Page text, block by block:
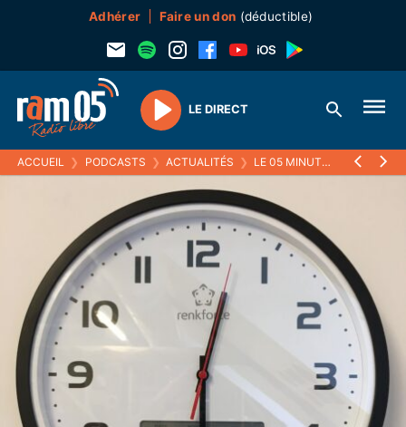
Adhérer Faire un don (déductible)
Play
LE DIRECT
ACCUEIL ❯ PODCASTS ❯ ACTUALITÉS ❯ LE 05 MINUTES 25